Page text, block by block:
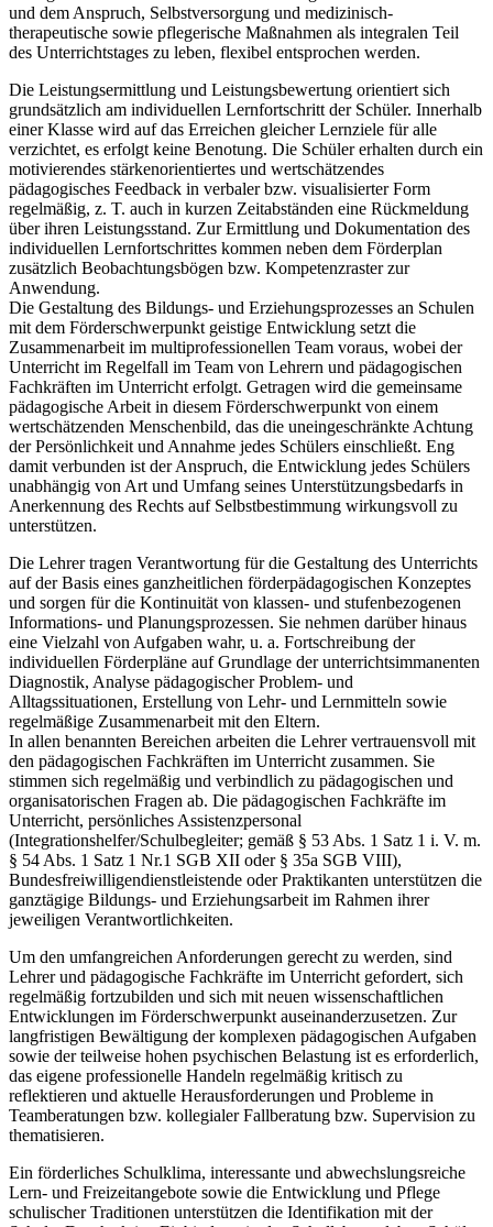
und dem Anspruch, Selbstversorgung und medizinisch-
therapeutische sowie pflegerische Maßnahmen als integralen Teil
des Unterrichtstages zu leben, flexibel entsprochen werden.
Die Leistungsermittlung und Leistungsbewertung orientiert sich
grundsätzlich am individuellen Lernfortschritt der Schüler. Innerhalb
einer Klasse wird auf das Erreichen gleicher Lernziele für alle
verzichtet, es erfolgt keine Benotung. Die Schüler erhalten durch ein
motivierendes stärkenorientiertes und wertschätzendes
pädagogisches Feedback in verbaler bzw. visualisierter Form
regelmäßig, z. T. auch in kurzen Zeitabständen eine Rückmeldung
über ihren Leistungsstand. Zur Ermittlung und Dokumentation des
individuellen Lernfortschrittes kommen neben dem Förderplan
zusätzlich Beobachtungsbögen bzw. Kompetenzraster zur
Anwendung.
Die Gestaltung des Bildungs- und Erziehungsprozesses an Schulen
mit dem Förderschwerpunkt geistige Entwicklung setzt die
Zusammenarbeit im multiprofessionellen Team voraus, wobei der
Unterricht im Regelfall im Team von Lehrern und pädagogischen
Fachkräften im Unterricht erfolgt. Getragen wird die gemeinsame
pädagogische Arbeit in diesem Förderschwerpunkt von einem
wertschätzenden Menschenbild, das die uneingeschränkte Achtung
der Persönlichkeit und Annahme jedes Schülers einschließt. Eng
damit verbunden ist der Anspruch, die Entwicklung jedes Schülers
unabhängig von Art und Umfang seines Unterstützungsbedarfs in
Anerkennung des Rechts auf Selbstbestimmung wirkungsvoll zu
unterstützen.
Die Lehrer tragen Verantwortung für die Gestaltung des Unterrichts
auf der Basis eines ganzheitlichen förderpädagogischen Konzeptes
und sorgen für die Kontinuität von klassen- und stufenbezogenen
Informations- und Planungsprozessen. Sie nehmen darüber hinaus
eine Vielzahl von Aufgaben wahr, u. a. Fortschreibung der
individuellen Förderpläne auf Grundlage der unterrichtsimmanenten
Diagnostik, Analyse pädagogischer Problem- und
Alltagssituationen, Erstellung von Lehr- und Lernmitteln sowie
regelmäßige Zusammenarbeit mit den Eltern.
In allen benannten Bereichen arbeiten die Lehrer vertrauensvoll mit
den pädagogischen Fachkräften im Unterricht zusammen. Sie
stimmen sich regelmäßig und verbindlich zu pädagogischen und
organisatorischen Fragen ab. Die pädagogischen Fachkräfte im
Unterricht, persönliches Assistenzpersonal
(Integrationshelfer/Schulbegleiter; gemäß § 53 Abs. 1 Satz 1 i. V. m.
§ 54 Abs. 1 Satz 1 Nr.1 SGB XII oder § 35a SGB VIII),
Bundesfreiwilligendienstleistende oder Praktikanten unterstützen die
ganztägige Bildungs- und Erziehungsarbeit im Rahmen ihrer
jeweiligen Verantwortlichkeiten.
Um den umfangreichen Anforderungen gerecht zu werden, sind
Lehrer und pädagogische Fachkräfte im Unterricht gefordert, sich
regelmäßig fortzubilden und sich mit neuen wissenschaftlichen
Entwicklungen im Förderschwerpunkt auseinanderzusetzen. Zur
langfristigen Bewältigung der komplexen pädagogischen Aufgaben
sowie der teilweise hohen psychischen Belastung ist es erforderlich,
das eigene professionelle Handeln regelmäßig kritisch zu
reflektieren und aktuelle Herausforderungen und Probleme in
Teamberatungen bzw. kollegialer Fallberatung bzw. Supervision zu
thematisieren.
Ein förderliches Schulklima, interessante und abwechslungsreiche
Lern- und Freizeitangebote sowie die Entwicklung und Pflege
schulischer Traditionen unterstützen die Identifikation mit der